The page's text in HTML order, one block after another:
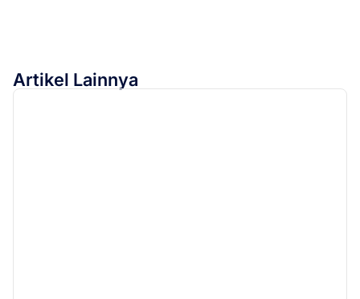
Artikel Lainnya